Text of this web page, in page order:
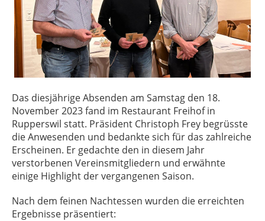
Das diesjährige Absenden am Samstag den 18.
November 2023 fand im Restaurant Freihof in
Rupperswil statt. Präsident Christoph Frey begrüsste
die Anwesenden und bedankte sich für das zahlreiche
Erscheinen. Er gedachte den in diesem Jahr
verstorbenen Vereinsmitgliedern und erwähnte
einige Highlight der vergangenen Saison.
Nach dem feinen Nachtessen wurden die erreichten
Ergebnisse präsentiert: